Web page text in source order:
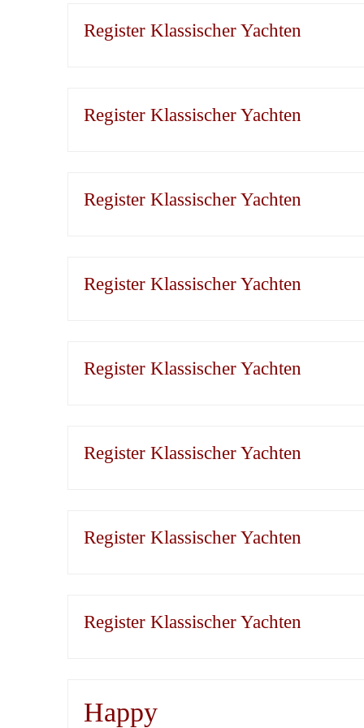
Register Klassischer Yachten
Register Klassischer Yachten
Register Klassischer Yachten
Register Klassischer Yachten
Register Klassischer Yachten
Register Klassischer Yachten
Register Klassischer Yachten
Register Klassischer Yachten
Happy